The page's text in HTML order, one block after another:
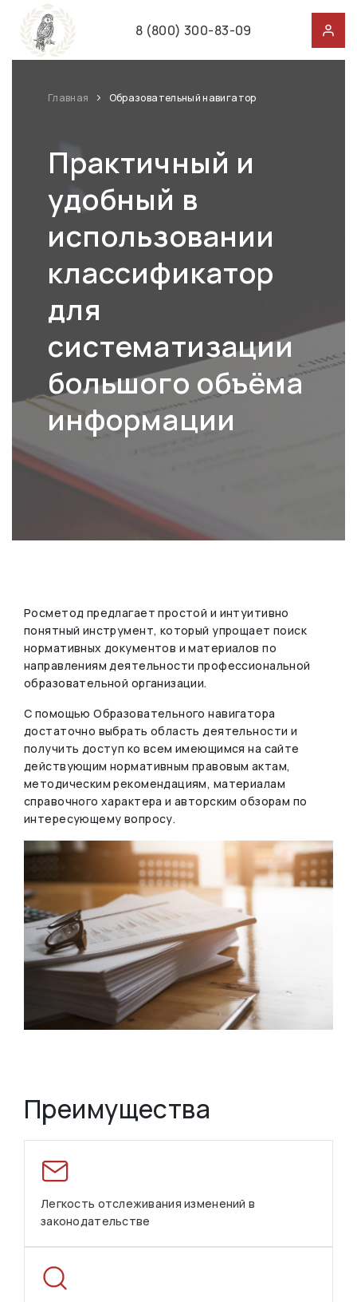
8 (800) 300-83-09
Главная Образовательный навигатор
Практичный и
удобный в
использовании
классификатор
для
систематизации
большого объёма
информации
Росметод предлагает простой и интуитивно
понятный инструмент, который упрощает поиск
нормативных документов и материалов по
направлениям деятельности профессиональной
образовательной организации.
С помощью Образовательного навигатора
достаточно выбрать область деятельности и
получить доступ ко всем имеющимся на сайте
действующим нормативным правовым актам,
методическим рекомендациям, материалам
справочного характера и авторским обзорам по
интересующему вопросу.
Преимущества
Легкость отслеживания изменений в
законодательстве